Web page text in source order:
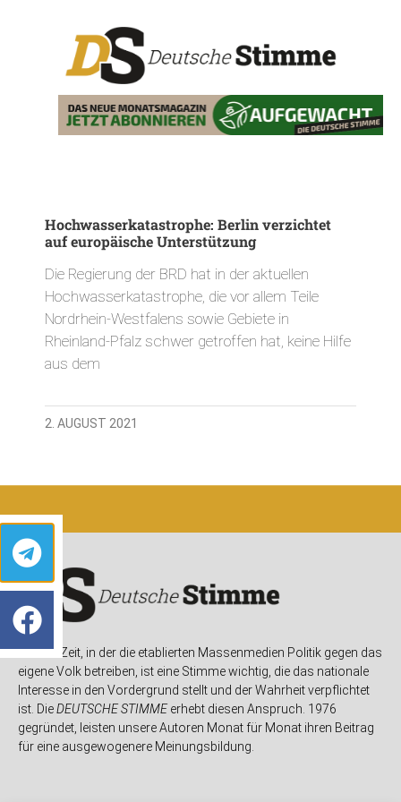
Hochwasserkatastrophe: Berlin verzichtet
auf europäische Unterstützung
Die Regierung der BRD hat in der aktuellen
Hochwasserkatastrophe, die vor allem Teile
Nordrhein-Westfalens sowie Gebiete in
Rheinland-Pfalz schwer getroffen hat, keine Hilfe
aus dem
2. AUGUST 2021
In einer Zeit, in der die etablierten Massenmedien Politik gegen das
eigene Volk betreiben, ist eine Stimme wichtig, die das nationale
Interesse in den Vordergrund stellt und der Wahrheit verpflichtet
ist. DieDEUTSCHE STIMMEerhebt diesen Anspruch. 1976
gegründet, leisten unsere Autoren Monat für Monat ihren Beitrag
für eine ausgewogenere Meinungsbildung.